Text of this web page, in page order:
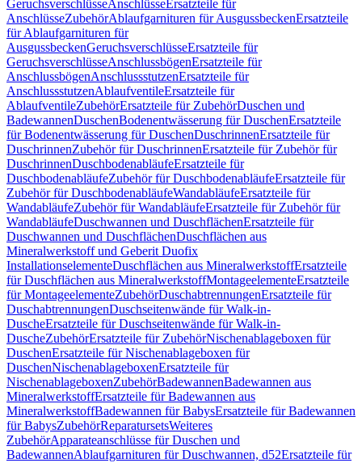
GeruchsverschlüsseAnschlüsseErsatzteile für
AnschlüsseZubehörAblaufgarnituren für AusgussbeckenErsatzteile
für Ablaufgarnituren für
AusgussbeckenGeruchsverschlüsseErsatzteile für
GeruchsverschlüsseAnschlussbögenErsatzteile für
AnschlussbögenAnschlussstutzenErsatzteile für
AnschlussstutzenAblaufventileErsatzteile für
AblaufventileZubehörErsatzteile für ZubehörDuschen und
BadewannenDuschenBodenentwässerung für DuschenErsatzteile
für Bodenentwässerung für DuschenDuschrinnenErsatzteile für
DuschrinnenZubehör für DuschrinnenErsatzteile für Zubehör für
DuschrinnenDuschbodenabläufeErsatzteile für
DuschbodenabläufeZubehör für DuschbodenabläufeErsatzteile für
Zubehör für DuschbodenabläufeWandabläufeErsatzteile für
WandabläufeZubehör für WandabläufeErsatzteile für Zubehör für
WandabläufeDuschwannen und DuschflächenErsatzteile für
Duschwannen und DuschflächenDuschflächen aus
Mineralwerkstoff und Geberit Duofix
InstallationselementeDuschflächen aus MineralwerkstoffErsatzteile
für Duschflächen aus MineralwerkstoffMontageelementeErsatzteile
für MontageelementeZubehörDuschabtrennungenErsatzteile für
DuschabtrennungenDuschseitenwände für Walk-in-
DuscheErsatzteile für Duschseitenwände für Walk-in-
DuscheZubehörErsatzteile für ZubehörNischenablageboxen für
DuschenErsatzteile für Nischenablageboxen für
DuschenNischenablageboxenErsatzteile für
NischenablageboxenZubehörBadewannenBadewannen aus
MineralwerkstoffErsatzteile für Badewannen aus
MineralwerkstoffBadewannen für BabysErsatzteile für Badewannen
für BabysZubehörReparatursetsWeiteres
ZubehörApparateanschlüsse für Duschen und
BadewannenAblaufgarnituren für Duschwannen, d52Ersatzteile für